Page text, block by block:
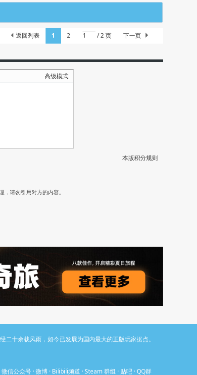
1 2 / 2 页 下一页
返回列表
高级模式
本版积分规则
，请勿引用对方的内容。
十余载风雨，如今已发展为国内最大的正版玩家据点。
微信公众号 ·微博 · Bilibili频道 ·Steam 群组 · 贴吧 ·QQ群